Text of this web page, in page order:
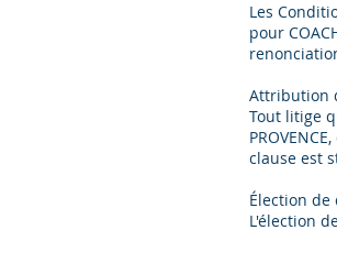
Les
pour
Attribution
Tout litige
clause est
Élection de
L'élection